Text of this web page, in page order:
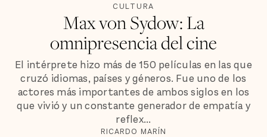
CULTURA
Max von Sydow: La
omnipresencia del cine
El intérprete hizo más de 150 películas en las que
cruzó idiomas, países y géneros. Fue uno de los
actores más importantes de ambos siglos en los
que vivió y un constante generador de empatía y
reflex...
RICARDO MARÍN